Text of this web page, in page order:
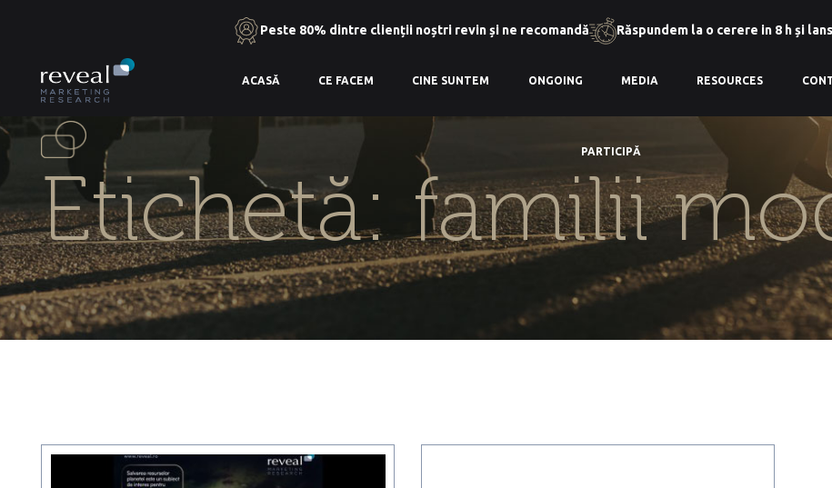
content
Peste 80% dintre clienții noștri revin și ne recomandă Răspundem la o cerere in 8 h și
ACASĂ CE FACEM CINE SUNTEM ONGOING MEDIA RESOURCES
PARTICIPĂ
Etichetă:familii